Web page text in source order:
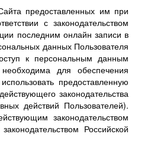
предоставленных им при
с законодательством
последним онлайн записи в
данных Пользователя
к персональным данным
для обеспечения
предоставленную
законодательства
действий Пользователей).
законодательством
Российской